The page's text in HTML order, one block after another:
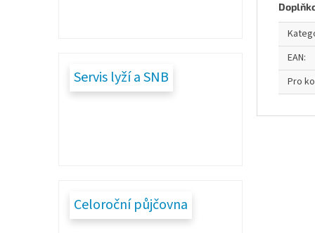
Servis lyží a SNB
Celoroční půjčovna
EAN:
Pro